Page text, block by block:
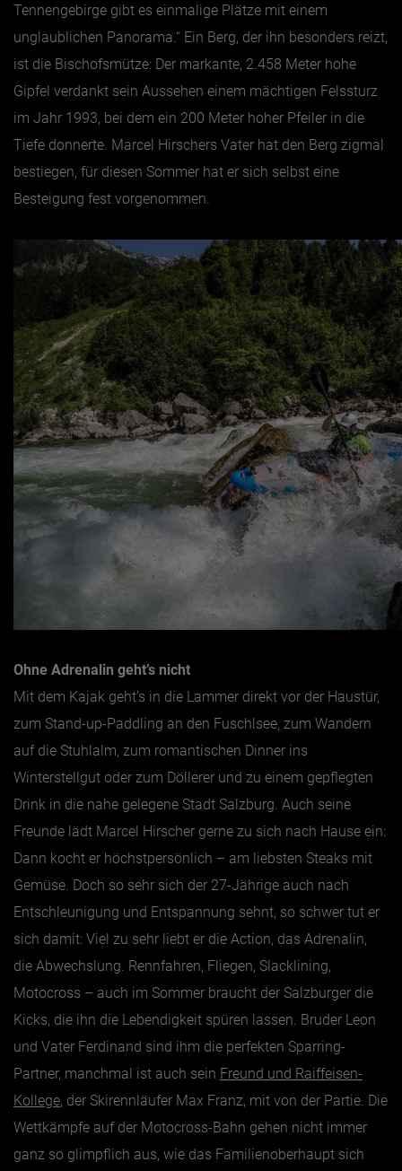
Tennengebirge gibt es einmalige Plätze mit einem
unglaublichen Panorama.“ Ein Berg, der ihn besonders reizt,
ist die Bischofsmütze: Der markante, 2.458 Meter hohe
Gipfel verdankt sein Aussehen einem mächtigen Felssturz
im Jahr 1993, bei dem ein 200 Meter hoher Pfeiler in die
Tiefe donnerte. Marcel Hirschers Vater hat den Berg zigmal
bestiegen, für diesen Sommer hat er sich selbst eine
Besteigung fest vorgenommen.
Ohne Adrenalin geht’s nicht
Mit dem Kajak geht’s in die Lammer direkt vor der Haustür,
zum Stand-up-Paddling an den Fuschlsee, zum Wandern
auf die Stuhlalm, zum romantischen Dinner ins
Winterstellgut oder zum Döllerer und zu einem gepflegten
Drink in die nahe gelegene Stadt Salzburg. Auch seine
Freunde lädt Marcel Hirscher gerne zu sich nach Hause ein:
Dann kocht er höchstpersönlich – am liebsten Steaks mit
Gemüse. Doch so sehr sich der 27-Jährige auch nach
Entschleunigung und Entspannung sehnt, so schwer tut er
sich damit: Viel zu sehr liebt er die Action, das Adrenalin,
die Abwechslung. Rennfahren, Fliegen, Slacklining,
Motocross – auch im Sommer braucht der Salzburger die
Kicks, die ihn die Lebendigkeit spüren lassen. Bruder Leon
und Vater Ferdinand sind ihm die perfekten Sparring-
Partner, manchmal ist auch sein Freund und Raiffeisen-
Kollege, der Skirennläufer Max Franz, mit von der Partie. Die
Wettkämpfe auf der Motocross-Bahn gehen nicht immer
ganz so glimpflich aus, wie das Familienoberhaupt sich